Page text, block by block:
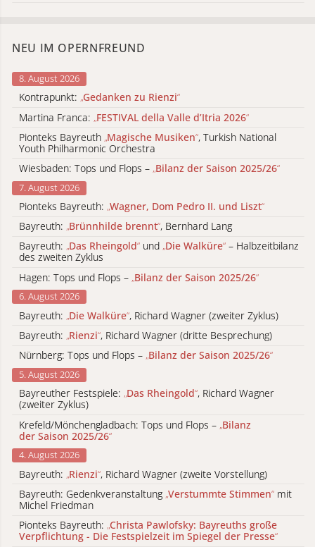
NEU IM OPERNFREUND
8. August 2026
Kontrapunkt: „Gedanken zu Rienzi“
Martina Franca: „FESTIVAL della Valle d’Itria 2026“
Pionteks Bayreuth „Magische Musiken“, Turkish National
Youth Philharmonic Orchestra
Wiesbaden: Tops und Flops – „Bilanz der Saison 2025/26“
7. August 2026
Pionteks Bayreuth: „Wagner, Dom Pedro II. und Liszt“
Bayreuth: „Brünnhilde brennt“, Bernhard Lang
Bayreuth: „Das Rheingold“ und „Die Walküre“ – Halbzeitbilanz
des zweiten Zyklus
Hagen: Tops und Flops – „Bilanz der Saison 2025/26“
6. August 2026
Bayreuth: „Die Walküre“, Richard Wagner (zweiter Zyklus)
Bayreuth: „Rienzi“, Richard Wagner (dritte Besprechung)
Nürnberg: Tops und Flops – „Bilanz der Saison 2025/26“
5. August 2026
Bayreuther Festspiele: „Das Rheingold“, Richard Wagner
(zweiter Zyklus)
Krefeld/Mönchengladbach: Tops und Flops – „Bilanz
der Saison 2025/26“
4. August 2026
Bayreuth: „Rienzi“, Richard Wagner (zweite Vorstellung)
Bayreuth: Gedenkveranstaltung „Verstummte Stimmen“ mit
Michel Friedman
Pionteks Bayreuth: „Christa Pawlofsky: Bayreuths große
Verpflichtung - Die Festspielzeit im Spiegel der Presse“